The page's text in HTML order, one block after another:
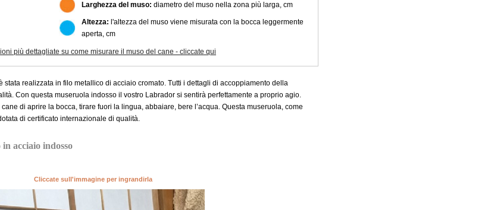
Larghezza del muso: diametro del muso nella zona più larga, cm
Altezza: l'altezza del muso viene misurata con la bocca leggermente
aperta, cm
più dettagliate su come misurare il muso del cane - cliccate qui
stata realizzata in filo metallico di acciaio cromato. Tutti i dettagli di accoppiamento della
Con questa museruola indosso il vostro Labrador si sentirà perfettamente a proprio agio.
di aprire la bocca, tirare fuori la lingua, abbaiare, bere l’acqua. Questa museruola, come
di certificato internazionale di qualità.
acciaio indosso
Cliccate sull'immagine per ingrandirla